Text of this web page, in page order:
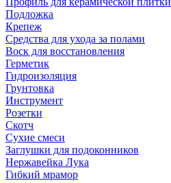
Подложка
Крепеж
Средства для ухода за полами
Воск для восстановления
Герметик
Гидроизоляция
Грунтовка
Инструмент
Розетки
Скотч
Сухие смеси
Заглушки для подоконников
Нержавейка Лука
Гибкий мрамор